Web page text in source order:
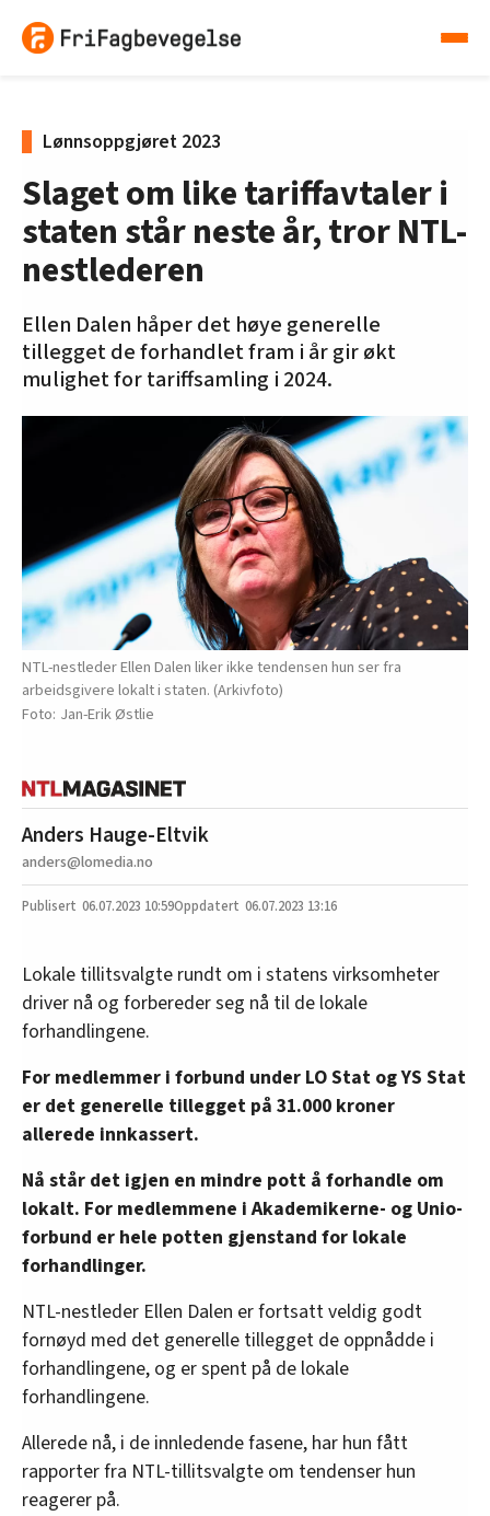
Lønnsoppgjøret 2023
Slaget om like tariffavtaler i
staten står neste år, tror NTL-
nestlederen
Ellen Dalen håper det høye generelle
tillegget de forhandlet fram i år gir økt
mulighet for tariffsamling i 2024.
NTL-nestleder Ellen Dalen liker ikke tendensen hun ser fra
arbeidsgivere lokalt i staten. (Arkivfoto)
Jan-Erik Østlie
Anders Hauge-Eltvik
anders@lomedia.no
06.07.2023 10:59 06.07.2023 13:16
Lokale tillitsvalgte rundt om i statens virksomheter
driver nå og forbereder seg nå til de lokale
forhandlingene.
For medlemmer i forbund under LO Stat og YS Stat
er det generelle tillegget på 31.000 kroner
allerede innkassert.
Nå står det igjen en mindre pott å forhandle om
lokalt. For medlemmene i Akademikerne- og Unio-
forbund er hele potten gjenstand for lokale
forhandlinger.
NTL-nestleder Ellen Dalen er fortsatt veldig godt
fornøyd med det generelle tillegget de oppnådde i
forhandlingene, og er spent på de lokale
forhandlingene.
Allerede nå, i de innledende fasene, har hun fått
rapporter fra NTL-tillitsvalgte om tendenser hun
reagerer på.